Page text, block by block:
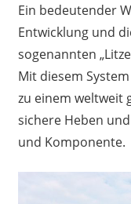
Ein bedeutender
Entwicklung und
sogenannten
Mit diesem
zu einem weltweit
sichere Heben
und Komponente.